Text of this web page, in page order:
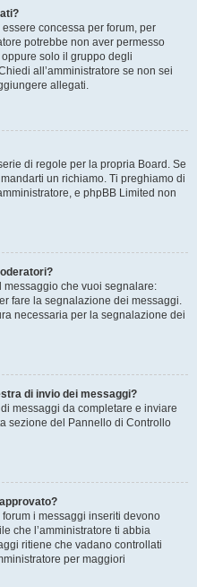
concessa per forum, per
potrebbe non aver permesso
solo il gruppo degli
all’amministratore se non sei
allegati.
di regole per la propria Board. Se
un richiamo. Ti preghiamo di
e phpBB Limited non
messaggio che vuoi segnalare:
fare la segnalazione dei messaggi.
necessaria per la segnalazione dei
di invio dei messaggi?
messaggi da completare e inviare
sezione del Pannello di Controllo
i messaggi inseriti devono
che l’amministratore ti abbia
ritiene che vadano controllati
per maggiori